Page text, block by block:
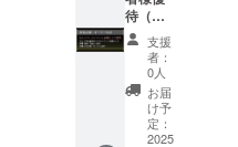
のリ
ターン
に貼付
された
ラベル
や注意
書きを
ご確認
体はそ
れぞれ
に応じ
た枚数
配布い
たしま
セット
産販売
口数完
売また
は、25
年度12
月31日
注文分
までの
ナルラ
ベル
（生酒
極）
限定100
本のみ
の特別
イラス
リング
される
100本の
みのシ
リアル
NO入り
ボトル
藤原カ
て 最初
にボト
リング
される
100本の
みのシ
リアル
NO入り
待（神
零 純
米・通
常ラベ
ル） 神
零 純
米・通
常ラベ
支援
者：
0人
お届
け予
定：
2025